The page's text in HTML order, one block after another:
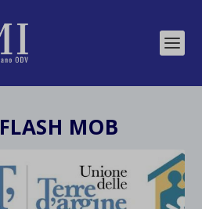
FLASH MOB